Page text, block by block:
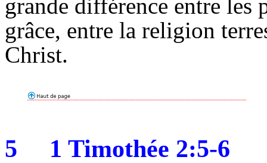
grande différence entre les
grâce, entre la religion
Christ.
5 1 Timothée 2:5-6